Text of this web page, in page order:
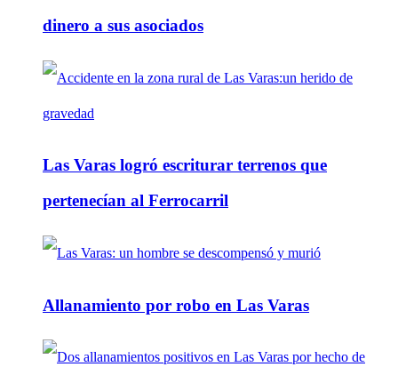
dinero a sus asociados
Las Varas logró escriturar terrenos que
pertenecían al Ferrocarril
Allanamiento por robo en Las Varas